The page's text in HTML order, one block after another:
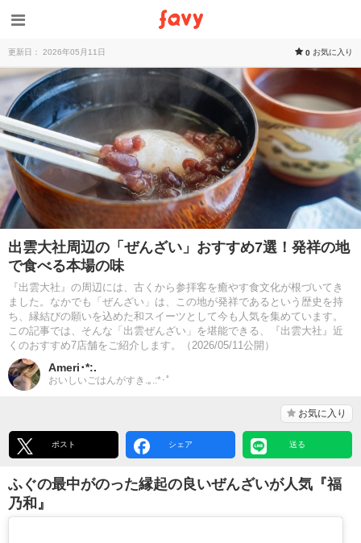
更新日： 2026年05月11日 0 お気に入り
出雲大社周辺の「ぜんざい」おすすめ7選！発祥の地
で食べる本場の味
『出雲大社』の周辺には、古くから参拝客を癒やす食文化が根づいてき
ました。なかでも「ぜんざい」は、この地が発祥であるという歴史を持
ち、縁結びの願いを込めた和スイーツとして今も人気を集めています。
この記事では、そんな「出雲ぜんざい」を堪能できる、『出雲大社』近
くのおすすめ7店舗をご紹介します。（2026/05/11公開）
Ameri･*:.
おいしいごはんがすき.｡.:*･ﾟ
お気に入り
ポスト シェア 送る
ふぐの最中がのった縁起の良いぜんざいが人気『福
乃和』